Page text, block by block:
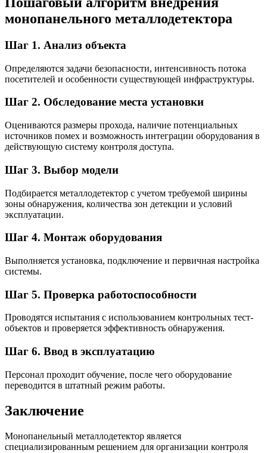
монопанельного металлодетектора
Шаг 1. Анализ объекта
Определяются задачи безопасности, интенсивность потока
посетителей и особенности существующей инфраструктуры.
Шаг 2. Обследование места установки
Оцениваются размеры прохода, наличие потенциальных
источников помех и возможность интеграции оборудования в
действующую систему контроля доступа.
Шаг 3. Выбор модели
Подбирается металлодетектор с учетом требуемой ширины
зоны обнаружения, количества зон детекции и условий
эксплуатации.
Шаг 4. Монтаж оборудования
Выполняется установка, подключение и первичная настройка
системы.
Шаг 5. Проверка работоспособности
Проводятся испытания с использованием контрольных тест-
объектов и проверяется эффективность обнаружения.
Шаг 6. Ввод в эксплуатацию
Персонал проходит обучение, после чего оборудование
переводится в штатный режим работы.
Заключение
Монопанельный металлодетектор является
специализированным решением для организации контроля